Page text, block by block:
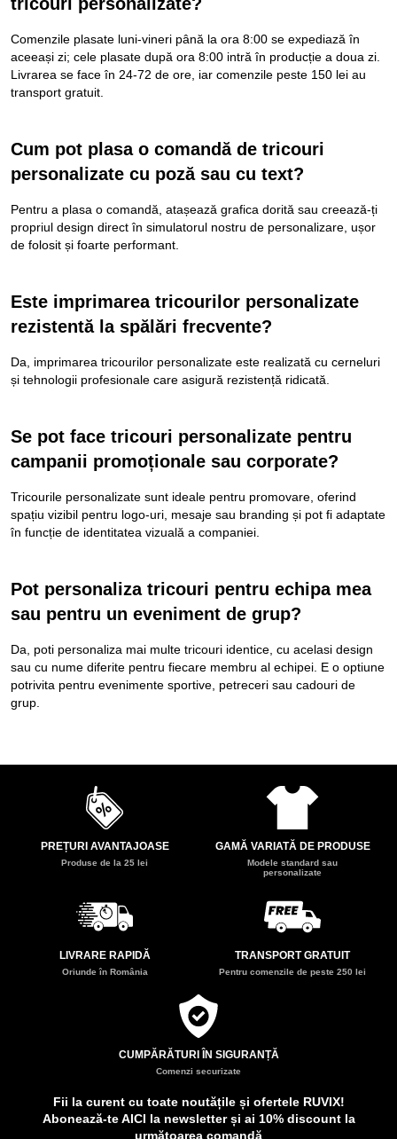
Comenzile plasate luni-vineri până la ora 8:00 se expediază în
aceeași zi; cele plasate după ora 8:00 intră în producție a doua zi.
Livrarea se face în 24-72 de ore, iar comenzile peste 150 lei au
transport gratuit.
Cum pot plasa o comandă de tricouri
personalizate cu poză sau cu text?
Pentru a plasa o comandă, atașează grafica dorită sau creează-ți
propriul design direct în simulatorul nostru de personalizare, ușor
de folosit și foarte performant.
Este imprimarea tricourilor personalizate
rezistentă la spălări frecvente?
Da, imprimarea tricourilor personalizate este realizată cu cerneluri
și tehnologii profesionale care asigură rezistență ridicată.
Se pot face tricouri personalizate pentru
campanii promoționale sau corporate?
Tricourile personalizate sunt ideale pentru promovare, oferind
spațiu vizibil pentru logo-uri, mesaje sau branding și pot fi adaptate
în funcție de identitatea vizuală a companiei.
Pot personaliza tricouri pentru echipa mea
sau pentru un eveniment de grup?
Da, poti personaliza mai multe tricouri identice, cu acelasi design
sau cu nume diferite pentru fiecare membru al echipei. E o optiune
potrivita pentru evenimente sportive, petreceri sau cadouri de
grup.
PREȚURI AVANTAJOASE
Produse de la 25 lei
GAMĂ VARIATĂ DE PRODUSE
Modele standard sau
personalizate
LIVRARE RAPIDĂ
Oriunde în România
TRANSPORT GRATUIT
Pentru comenzile de peste 250 lei
CUMPĂRĂTURI ÎN SIGURANȚĂ
Comenzi securizate
Fii la curent cu toate noutățile și ofertele RUVIX!
Abonează-te AICI la newsletter și ai 10% discount la
următoarea comandă